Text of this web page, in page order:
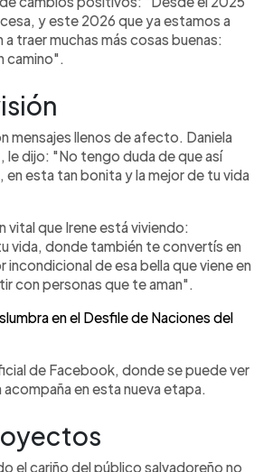
y este 2026 que ya estamos a
traer muchas más cosas buenas:
camino".
mensajes llenos de afecto. Daniela
dijo: "No tengo duda de que así
esta tan bonita y la mejor de tu vida
vital que Irene está viviendo:
vida, donde también te convertís en
de esa bella que viene en
con personas que te aman".
en el Desfile de Naciones del
de Facebook, donde se puede ver
en esta nueva etapa.
el cariño del público salvadoreño no